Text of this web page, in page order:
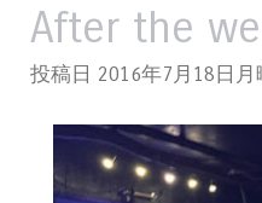
After the
投稿日 2016年7月18日月